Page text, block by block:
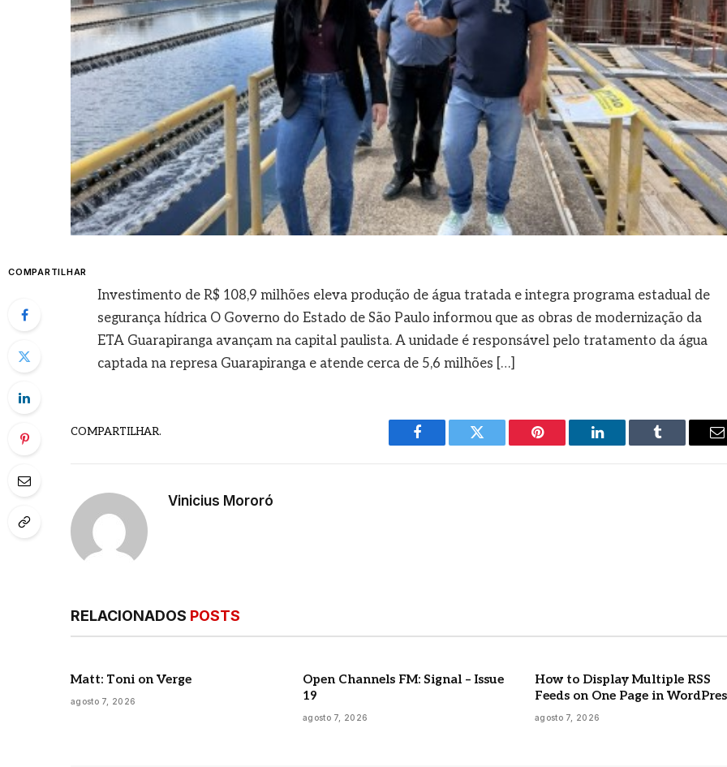
COMPARTILHAR
Investimento de R$ 108,9 milhões eleva produção de água tratada e integra programa estadual de
segurança hídrica O Governo do Estado de São Paulo informou que as obras de modernização da
ETA Guarapiranga avançam na capital paulista. A unidade é responsável pelo tratamento da água
captada na represa Guarapiranga e atende cerca de 5,6 milhões […]
COMPARTILHAR.
Facebook Twitter Pinterest LinkedIn Tumblr
Vinicius Mororó
RELACIONADOS POSTS
Matt: Toni on Verge
agosto 7, 2026
Open Channels FM: Signal – Issue
19
agosto 7, 2026
How to Display Multiple RSS
Feeds on One Page in
agosto 7, 2026